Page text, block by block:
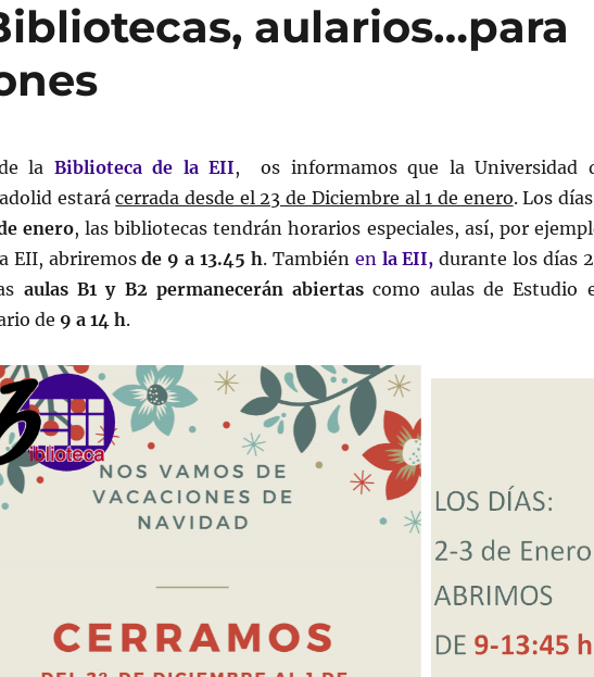
aularios…para
la Biblioteca de la EII, os informamos que la Universidad
estarácerrada desde el 23 de Diciembre al 1 de enero. Los días
enero, las bibliotecas tendrán horarios especiales, así, por
EII, abriremosde 9 a 13.45 h. También enla EII, durante los días
aulas B1 y B2 permanecerán abiertas como aulas de Estudio
de 9 a 14 h.